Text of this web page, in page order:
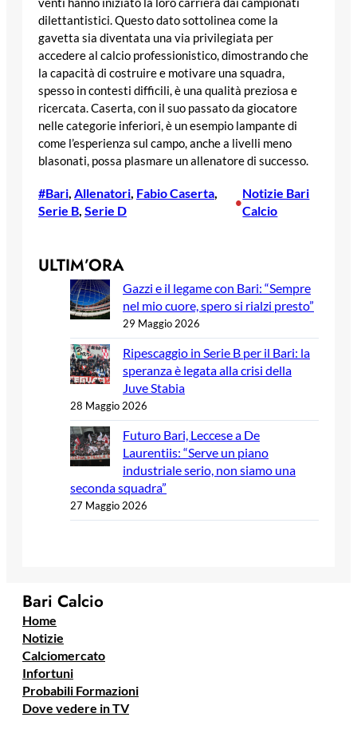
venti hanno iniziato la loro carriera dai campionati
dilettantistici. Questo dato sottolinea come la
gavetta sia diventata una via privilegiata per
accedere al calcio professionistico, dimostrando che
la capacità di costruire e motivare una squadra,
spesso in contesti difficili, è una qualità preziosa e
ricercata. Caserta, con il suo passato da giocatore
nelle categorie inferiori, è un esempio lampante di
come l’esperienza sul campo, anche a livelli meno
blasonati, possa plasmare un allenatore di successo.
#Bari, Allenatori, Fabio Caserta
Serie B, Serie D
•
Notizie Bari
Calcio
ULTIM’ORA
Gazzi e il legame con Bari: “Sempre
nel mio cuore, spero si rialzi presto”
29 Maggio 2026
Ripescaggio in Serie B per il Bari: la
speranza è legata alla crisi della
Juve Stabia
28 Maggio 2026
Futuro Bari, Leccese a De
Laurentiis: “Serve un piano
industriale serio, non siamo una
seconda squadra”
27 Maggio 2026
Bari Calcio
Home
Notizie
Calciomercato
Infortuni
Probabili Formazioni
Dove vedere in TV